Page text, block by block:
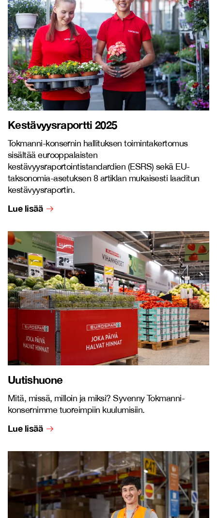
Kestävyysraportti 2025
Tokmanni-konsernin hallituksen toimintakertomus
sisältää eurooppalaisten
kestävyysraportointistandardien (ESRS) sekä EU-
taksonomia-asetuksen 8 artiklan mukaisesti laaditun
kestävyysraportin.
Lue lisää
Uutishuone
Mitä, missä, milloin ja miksi? Syvenny Tokmanni-
konsernimme tuoreimpiin kuulumisiin.
Lue lisää